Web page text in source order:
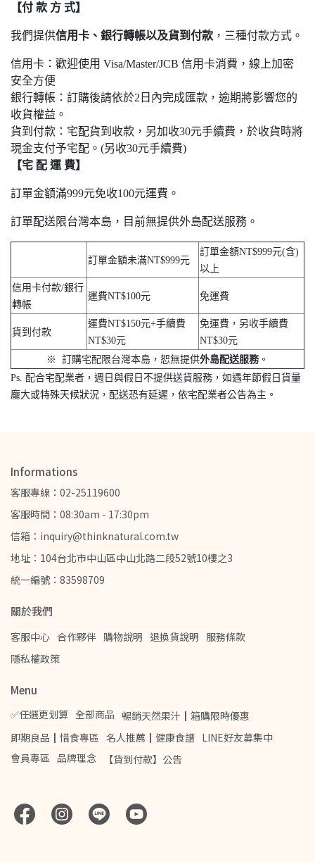
【付 款 方 式】
我們提供信用卡、銀行轉帳以及貨到付款 ，三種付款方式。
信用卡：歡迎使用 Visa/Master/JCB 信用卡消費，線上加密
安全方便
銀行轉帳：訂購後請依於2日內完成匯款，逾期將影響您的
收貨權益。
貨到付款：宅配貨到收款，另加收30元手續費，於收貨時將
現金支付予宅配。(另收30元手續費)
【宅 配 運 費】
訂單金額滿999元免收100元運費。
訂單配送限台灣本島，目前無提供外島配送服務。
訂單金額未滿NT$999元
訂單金額NT$999元(含)
以上
信用卡付款/銀行
轉帳
運費NT$100元 免運費
貨到付款
運費NT$150元+手續費
NT$30元
免運費，另收手續費
NT$30元
※ 訂購宅配限台灣本島，恕無提供外島配送服務 。
Ps. 配合宅配業者，週日與假日不提供送貨服務，如遇年節假日貨量
龐大或特殊天候狀況，配送恐有延遲，依宅配業者公告為主。
Informations
客服專線：02-25119600
客服時間：08:30am - 17:30pm
信箱：inquiry@thinknatural.com.tw
地址：104台北市中山區中山北路二段52號10樓之3
統一編號：83598709
關於我們
客服中心 合作夥伴 購物說明 退換貨說明 服務條款
隱私權政策
Menu
✅任選更划算 全部商品 暢銷天然果汁┃箱購限時優惠
即期良品┃惜食專區 名人推薦┃健康食譜 LINE好友募集中
會員專區 品牌理念 【貨到付款】公告